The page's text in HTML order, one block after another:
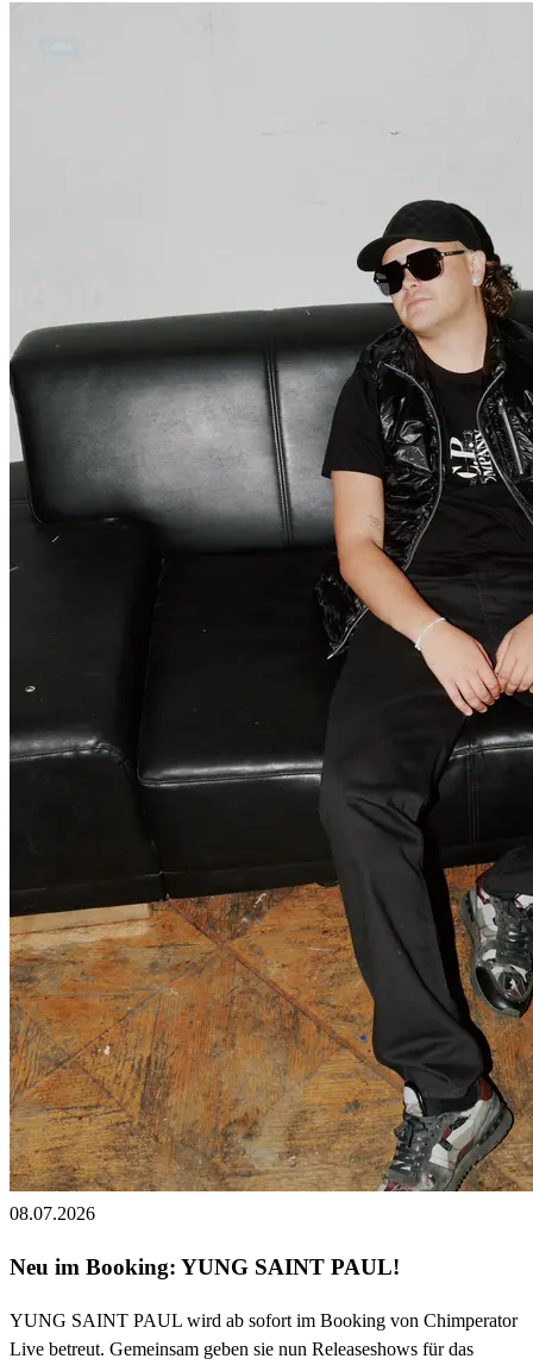
08.07.2026
Neu im Booking: YUNG SAINT PAUL!
YUNG SAINT PAUL wird ab sofort im Booking von Chimperator
Live betreut. Gemeinsam geben sie nun Releaseshows für das